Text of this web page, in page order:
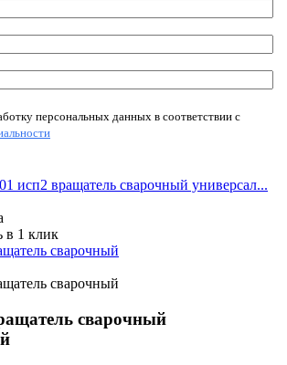
персональных данных в соответствии с
исп2 вращатель сварочный универсал...
в 1 клик
сварочный